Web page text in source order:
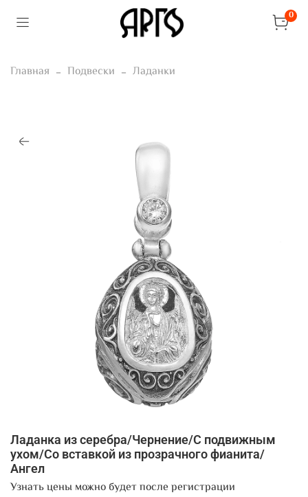
0
Главная Подвески Ладанки
Ладанка из серебра/Чернение/С подвижным
ухом/Со вставкой из прозрачного фианита/
Ангел
Узнать цены можно будет после регистрации